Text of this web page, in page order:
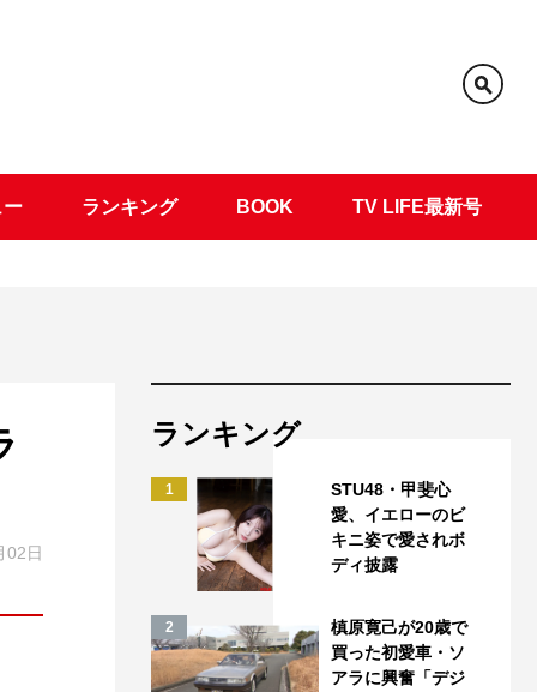
ー ランキング BOOK TV LIFE最新号
02日
ランキング
1
STU48・甲斐心
愛、イエローのビ
キニ姿で愛されボ
ディ披露
2
槙原寛己が20歳で
買った初愛車・ソ
アラに興奮「デジ